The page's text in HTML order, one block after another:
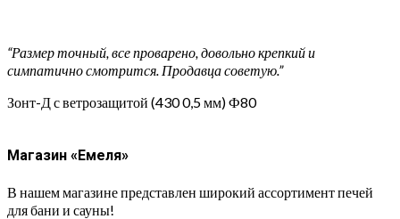
“Размер точный, все проварено, довольно крепкий и
симпатично смотрится. Продавца советую.”
Зонт-Д с ветрозащитой (430 0,5 мм) Ф80
Магазин «Емеля»
В нашем магазине представлен широкий ассортимент печей
для бани и сауны!